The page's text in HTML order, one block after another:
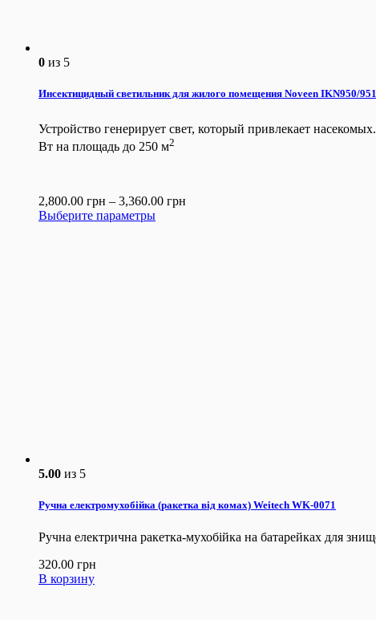
0 из 5
Инсектицидный светильник для жилого помещения Noveen IKN950/
Устройство генерирует свет, который привлекает
Вт на площадь до 250 м2
2,800.00 грн – 3,360.00 грн
Выберите параметры
5.00 из 5
Ручна електромухобійка (ракетка від комах) Weitech WK-0071
Ручна електрична ракетка-мухобійка на батарейках для
320.00 грн
В корзину